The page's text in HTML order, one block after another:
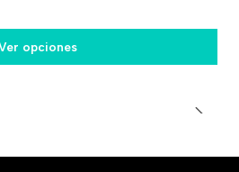
opciones